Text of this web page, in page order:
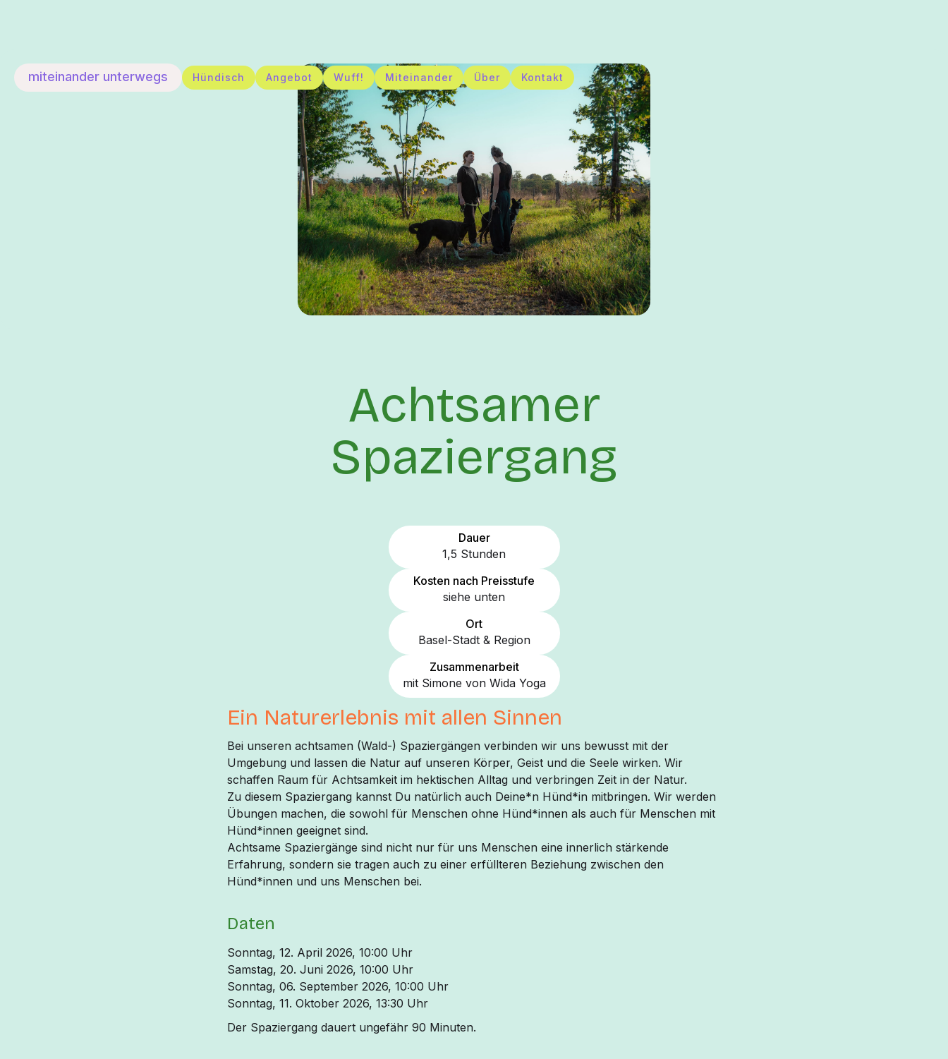
miteinander unterwegs Hündisch Angebot Wuff! Miteinander Über Kontakt
Achtsamer
Spaziergang
Dauer
1,5 Stunden
Kosten nach Preisstufe
siehe unten
Ort
Basel-Stadt & Region
Zusammenarbeit
mit Simone von Wida Yoga
Ein Naturerlebnis mit allen Sinnen
Bei unseren achtsamen (Wald-) Spaziergängen verbinden wir uns bewusst mit der
Umgebung und lassen die Natur auf unseren Körper, Geist und die Seele wirken. Wir
schaffen Raum für Achtsamkeit im hektischen Alltag und verbringen Zeit in der Natur.
Zu diesem Spaziergang kannst Du natürlich auch Deine*n Hünd*in mitbringen. Wir werden
Übungen machen, die sowohl für Menschen ohne Hünd*innen als auch für Menschen mit
Hünd*innen geeignet sind.
Achtsame Spaziergänge sind nicht nur für uns Menschen eine innerlich stärkende
Erfahrung, sondern sie tragen auch zu einer erfüllteren Beziehung zwischen den
Hünd*innen und uns Menschen bei.
Daten
Sonntag, 12. April 2026, 10:00 Uhr
Samstag, 20. Juni 2026, 10:00 Uhr
Sonntag, 06. September 2026, 10:00 Uhr
Sonntag, 11. Oktober 2026, 13:30 Uhr
Der Spaziergang dauert ungefähr 90 Minuten.